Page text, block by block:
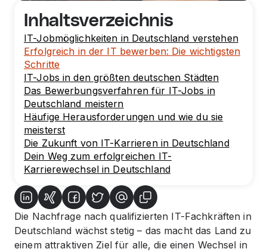
Inhaltsverzeichnis
IT-Jobmöglichkeiten in Deutschland verstehen
Erfolgreich in der IT bewerben: Die wichtigsten
Schritte
IT-Jobs in den größten deutschen Städten
Das Bewerbungsverfahren für IT-Jobs in
Deutschland meistern
Häufige Herausforderungen und wie du sie
meisterst
Die Zukunft von IT-Karrieren in Deutschland
Dein Weg zum erfolgreichen IT-
Karrierewechsel in Deutschland
Die Nachfrage nach qualifizierten IT-Fachkräften in
Deutschland wächst stetig – das macht das Land zu
einem attraktiven Ziel für alle, die einen Wechsel in